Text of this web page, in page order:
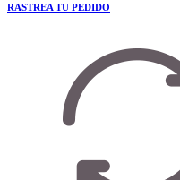
RASTREA TU PEDIDO